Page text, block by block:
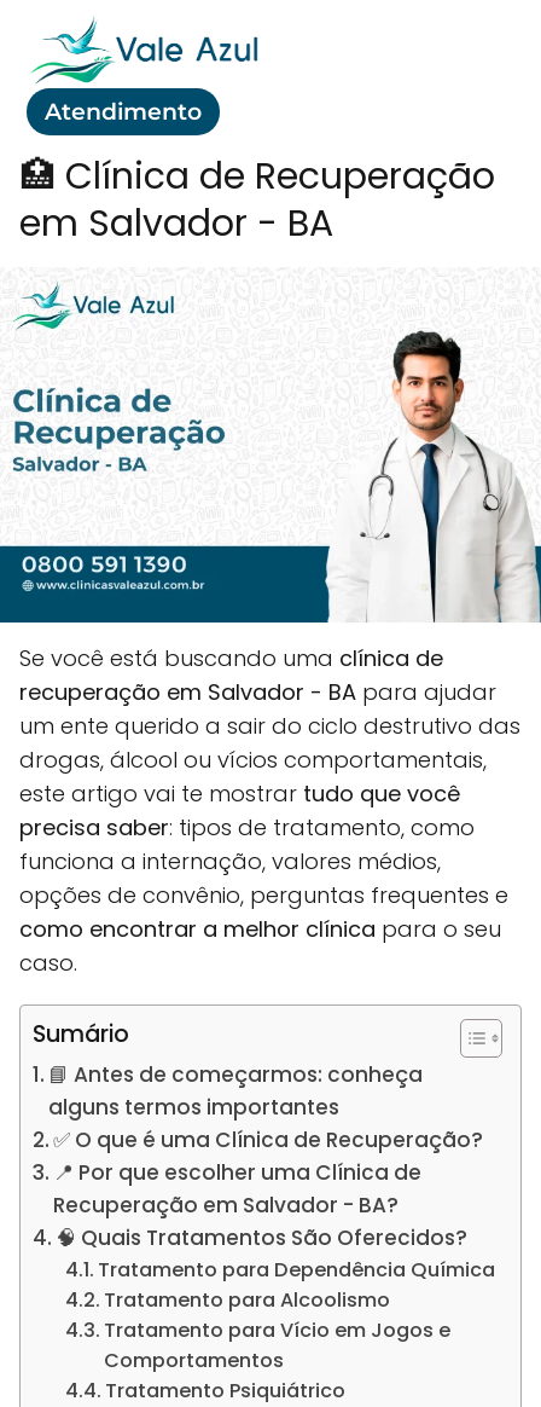
Atendimento
🏥 Clínica de Recuperação
em Salvador - BA
Se você está buscando uma clínica de
recuperação em Salvador - BA para ajudar
um ente querido a sair do ciclo destrutivo das
drogas, álcool ou vícios comportamentais,
este artigo vai te mostrar tudo que você
precisa saber: tipos de tratamento, como
funciona a internação, valores médios,
opções de convênio, perguntas frequentes e
como encontrar a melhor clínica para o seu
caso.
Sumário
📘 Antes de começarmos: conheça
alguns termos importantes
✅ O que é uma Clínica de Recuperação?
📍 Por que escolher uma Clínica de
Recuperação em Salvador - BA?
🧠 Quais Tratamentos São Oferecidos?
Tratamento para Dependência Química
Tratamento para Alcoolismo
Tratamento para Vício em Jogos e
Comportamentos
Tratamento Psiquiátrico